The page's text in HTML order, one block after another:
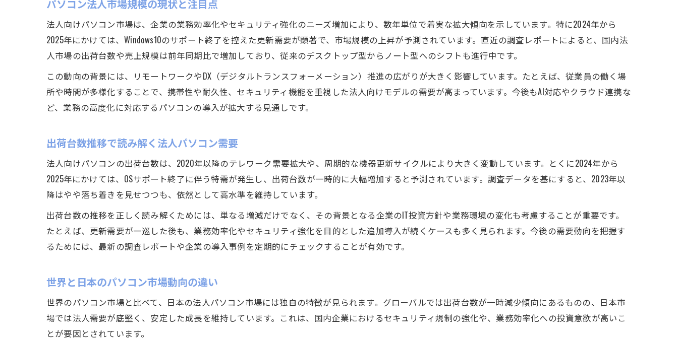
需要動向を踏まえた法人パソコン購入戦略
法人向けパソコンの需要予測を活かす方法
業務効率化を促す法人パソコン選びの視点
法人パソコンで業務効率化を実現する選定軸
パソコン法人利用で重視したい機能とは
業務効率向上に役立つ法人パソコンの条件
法人向けPCが個人用と異なる理由を解説
法人パソコンと個人用の違いを徹底比較
パソコン法人仕様が優れる点とは何か
法人パソコンの高耐久性が選ばれる理由
法人専用パソコンのセキュリティ強化策
法人向けパソコンが高価格な背景を解説
需要増加をもたらす法人パソコンの役割
パソコン出荷台数推移から背景を分析
パソコン法人市場規模の現状と注目点
法人向けパソコン市場は、企業の業務効率化やセキュリティ強化のニーズ増加により、数年単位で着実な拡大傾向を示しています。特に2024年から
2025年にかけては、Windows10のサポート終了を控えた更新需要が顕著で、市場規模の上昇が予測されています。直近の調査レポートによると、国内法
人市場の出荷台数や売上規模は前年同期比で増加しており、従来のデスクトップ型からノート型へのシフトも進行中です。
この動向の背景には、リモートワークやDX（デジタルトランスフォーメーション）推進の広がりが大きく影響しています。たとえば、従業員の働く場
所や時間が多様化することで、携帯性や耐久性、セキュリティ機能を重視した法人向けモデルの需要が高まっています。今後もAI対応やクラウド連携な
ど、業務の高度化に対応するパソコンの導入が拡大する見通しです。
出荷台数推移で読み解く法人パソコン需要
法人向けパソコンの出荷台数は、2020年以降のテレワーク需要拡大や、周期的な機器更新サイクルにより大きく変動しています。とくに2024年から
2025年にかけては、OSサポート終了に伴う特需が発生し、出荷台数が一時的に大幅増加すると予測されています。調査データを基にすると、2023年以
降はやや落ち着きを見せつつも、依然として高水準を維持しています。
出荷台数の推移を正しく読み解くためには、単なる増減だけでなく、その背景となる企業のIT投資方針や業務環境の変化も考慮することが重要です。
たとえば、更新需要が一巡した後も、業務効率化やセキュリティ強化を目的とした追加導入が続くケースも多く見られます。今後の需要動向を把握す
るためには、最新の調査レポートや企業の導入事例を定期的にチェックすることが有効です。
世界と日本のパソコン市場動向の違い
世界のパソコン市場と比べて、日本の法人パソコン市場には独自の特徴が見られます。グローバルでは出荷台数が一時減少傾向にあるものの、日本市
場では法人需要が底堅く、安定した成長を維持しています。これは、国内企業におけるセキュリティ規制の強化や、業務効率化への投資意欲が高いこ
とが要因とされています。